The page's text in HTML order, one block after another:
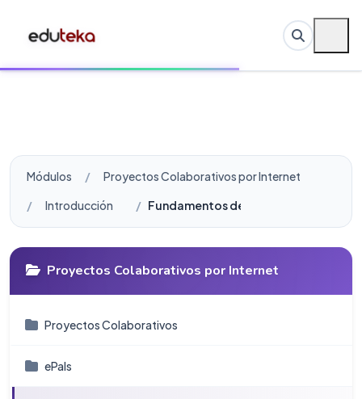
Módulos
Proyectos Colaborativos por Internet
Introducción
Fundamentos de Aprendizaje por
Proyectos Colaborativos por Internet
Proyectos Colaborativos
ePals